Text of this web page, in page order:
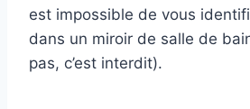
est impossible de vous
dans un miroir de salle de
pas, c’est interdit).